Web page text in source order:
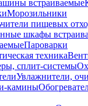
встраиваемые
Морозильники
пищевых
шкафы
Пароварки
техника
сплит-системы
Увлажнители,
камины